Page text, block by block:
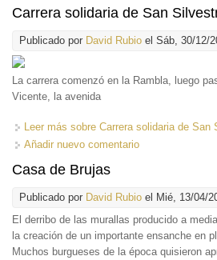
Carrera solidaria de San
Publicado por David Rubio el Sáb, 30/12/
La carrera comenzó en la Rambla, luego
Vicente, la avenida
Leer más sobre Carrera solidaria de San
Añadir nuevo comentario
Casa de Brujas
Publicado por David Rubio el Mié, 13/04/
El derribo de las murallas producido a
la creación de un importante ensanche en
Muchos burgueses de la época quisieron